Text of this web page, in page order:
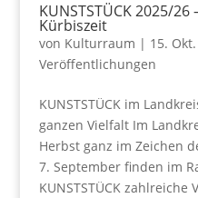
KUNSTSTÜCK 2025/
Kürbiszeit
von Kulturraum | 15.
Veröffentlichungen
KUNSTSTÜCK im
ganzen Vielfalt Im
Herbst ganz im Zeichen
7. September finden im
KUNSTSTÜCK